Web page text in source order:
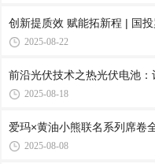
创新提质效 赋能拓新程 | 国
2025-08-22
前沿光伏技术之热光伏电池
2025-08-18
爱玛×黄油小熊联名系列席卷
2025-08-08